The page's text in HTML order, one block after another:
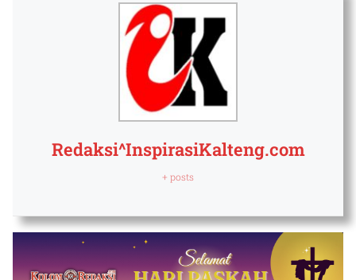
Redaksi^InspirasiKalteng.com
+ posts